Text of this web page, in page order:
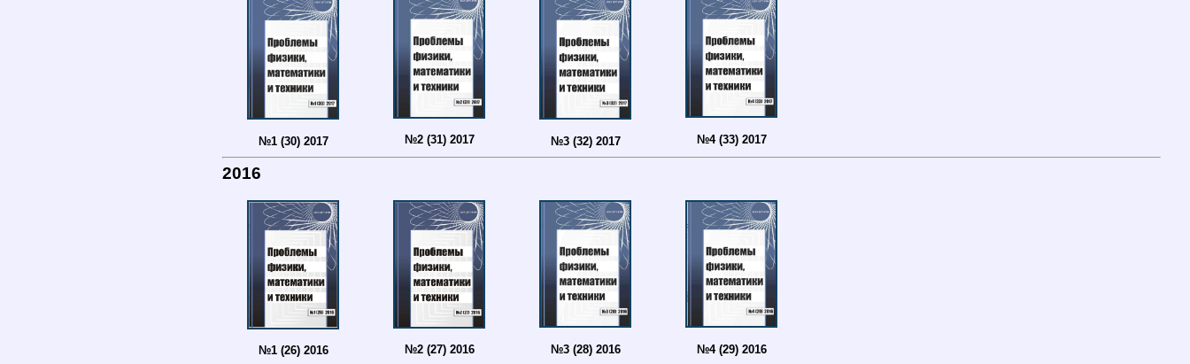
№1 (30) 2017 №2 (31) 2017 №3 (32) 2017 №4 (33) 2017
2016
№1 (26) 2016 №2 (27) 2016 №3 (28) 2016 №4 (29) 2016